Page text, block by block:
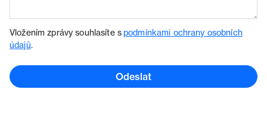
Vložením zprávy souhlasíte spodmínkami ochrany osobních
údajů.
Odeslat